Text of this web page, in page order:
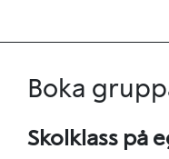
Boka
Skolklass på